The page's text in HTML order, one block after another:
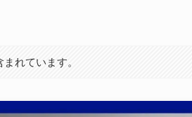
れています。